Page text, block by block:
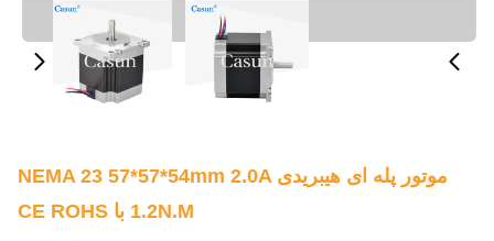
موتور پله ای هیبریدی NEMA 23 57*57*54mm 2.0A
1.2N.M با CE ROHS